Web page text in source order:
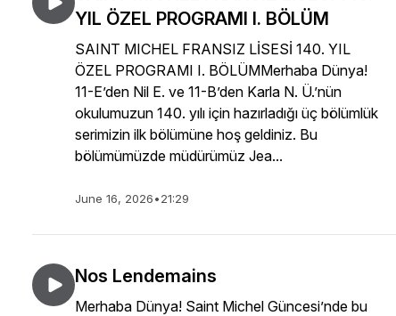
YIL ÖZEL PROGRAMI I. BÖLÜM
SAINT MICHEL FRANSIZ LİSESİ 140. YIL
ÖZEL PROGRAMI I. BÖLÜMMerhaba Dünya!
11-E’den Nil E. ve 11-B’den Karla N. Ü.’nün
okulumuzun 140. yılı için hazırladığı üç bölümlük
serimizin ilk bölümüne hoş geldiniz. Bu
bölümümüzde müdürümüz Jea...
June 16, 2026•21:29
Nos Lendemains
Merhaba Dünya! Saint Michel Güncesi’nde bu